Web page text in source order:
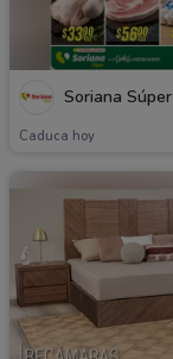
Soriana Súper
Caduca hoy